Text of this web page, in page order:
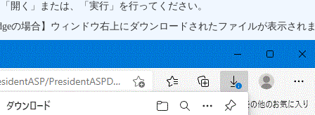
開く」または、「実行」を行ってください。
の場合】ウィンドウ右上にダウンロードされたファイルが表示され